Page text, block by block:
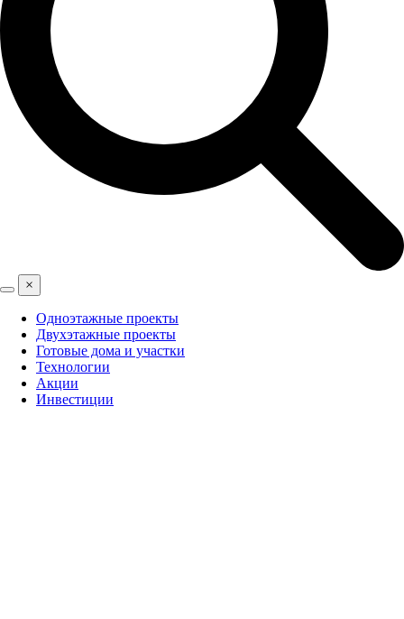
×
Одноэтажные проекты
Двухэтажные проекты
Готовые дома и участки
Технологии
Акции
Инвестиции